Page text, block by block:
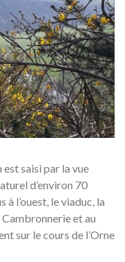
est saisi par la vue
d’environ 70
à l’ouest, le viaduc, la
et au
sur le cours de l’Orne